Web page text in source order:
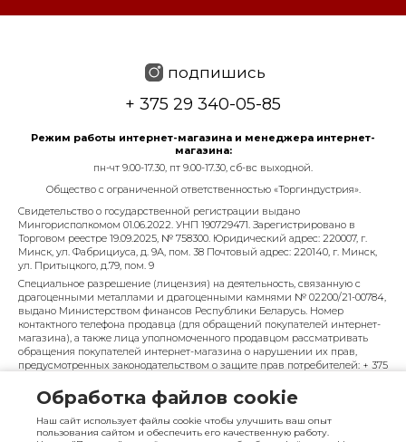
подпишись
+ 375 29 340-05-85
Режим работы интернет-магазина и менеджера интернет-
магазина:
пн-чт 9.00-17.30, пт 9.00-17.30, сб-вс выходной.
Общество с ограниченной ответственностью «Торгиндустрия».
Свидетельство о государственной регистрации выдано
Мингорисполкомом 01.06.2022. УНП 190729471. Зарегистрировано в
Торговом реестре 19.09.2025, № 758300. Юридический адрес: 220007, г.
Минск, ул. Фабрициуса, д. 9А, пом. 38 Почтовый адрес: 220140, г. Минск,
ул. Притыцкого, д.79, пом. 9
Специальное разрешение (лицензия) на деятельность, связанную с
драгоценными металлами и драгоценными камнями № 02200/21-00784,
выдано Министерством финансов Республики Беларусь. Номер
контактного телефона продавца (для обращений покупателей интернет-
магазина), а также лица уполномоченного продавцом рассматривать
обращения покупателей интернет-магазина о нарушении их прав,
предусмотренных законодательством о защите прав потребителей: + 375
управления по работе с обращениями граждан и юридических лиц
Минского городского исполнительного комитета, администрация
Московского района г. Минска: +375 (17) 368-80-49.
Обработка файлов cookie
Наш сайт использует файлы cookie чтобы улучшить ваш опыт
пользования сайтом и обеспечить его качественную работу.